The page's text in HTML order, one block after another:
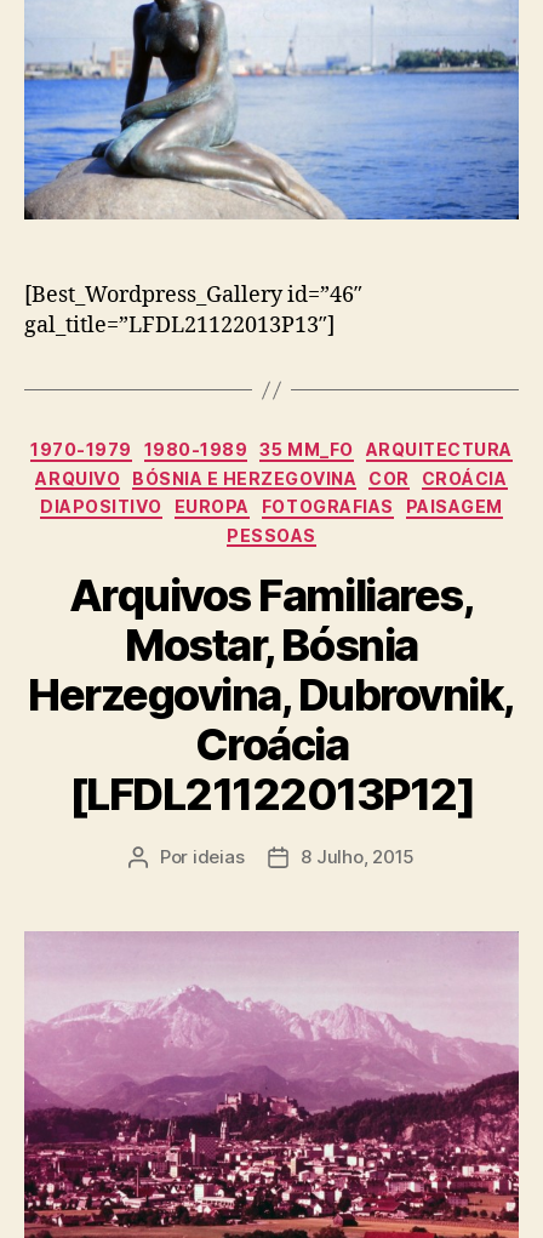
[Best_Wordpress_Gallery id=”46″
gal_title=”LFDL21122013P13″]
Categorias
1970-1979 1980-1989 35 MM_FO
ARQUITECTURA
ARQUIVO
BÓSNIA E HERZEGOVINA COR
CROÁCIA
DIAPOSITIVO
EUROPA FOTOGRAFIAS
PAISAGEM
PESSOAS
Arquivos Familiares,
Mostar, Bósnia
Herzegovina, Dubrovnik,
Croácia
[LFDL21122013P12]
Autor
Por ideias
Data8 Julho, 2015